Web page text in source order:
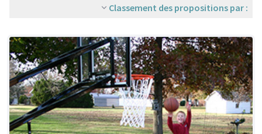
Classement des propositions par :